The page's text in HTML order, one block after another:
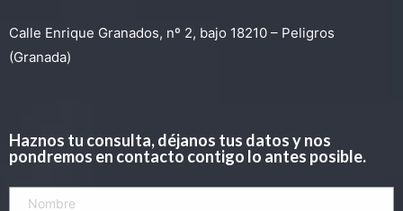
Calle Enrique Granados, nº 2, bajo 18210 – Peligros
(Granada)
Haznos tu consulta, déjanos tus datos y nos
pondremos en contacto contigo lo antes posible.